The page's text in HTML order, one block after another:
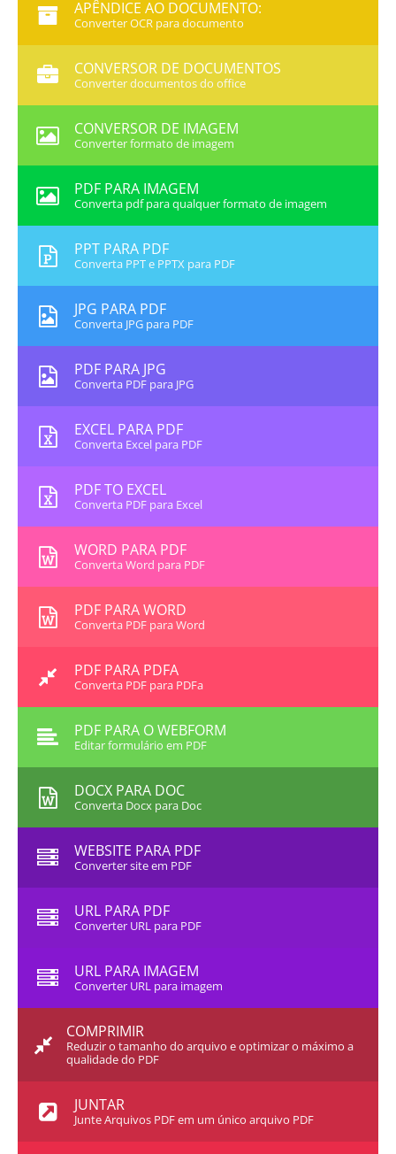
APÊNDICE AO DOCUMENTO:
Converter OCR para documento
CONVERSOR DE DOCUMENTOS
Converter documentos do office
CONVERSOR DE IMAGEM
Converter formato de imagem
PDF PARA IMAGEM
Converta pdf para qualquer formato de imagem
PPT PARA PDF
Converta PPT e PPTX para PDF
JPG PARA PDF
Converta JPG para PDF
PDF PARA JPG
Converta PDF para JPG
EXCEL PARA PDF
Converta Excel para PDF
PDF TO EXCEL
Converta PDF para Excel
WORD PARA PDF
Converta Word para PDF
PDF PARA WORD
Converta PDF para Word
PDF PARA PDFA
Converta PDF para PDFa
PDF PARA O WEBFORM
Editar formulário em PDF
DOCX PARA DOC
Converta Docx para Doc
WEBSITE PARA PDF
Converter site em PDF
URL PARA PDF
Converter URL para PDF
URL PARA IMAGEM
Converter URL para imagem
COMPRIMIR
Reduzir o tamanho do arquivo e optimizar o máximo a
qualidade do PDF
JUNTAR
Junte Arquivos PDF em um único arquivo PDF